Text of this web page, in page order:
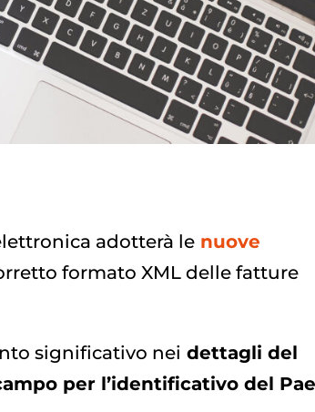
adotterà le nuove
formato XML delle fatture
significativo nei dettagli del
per l’identificativo del